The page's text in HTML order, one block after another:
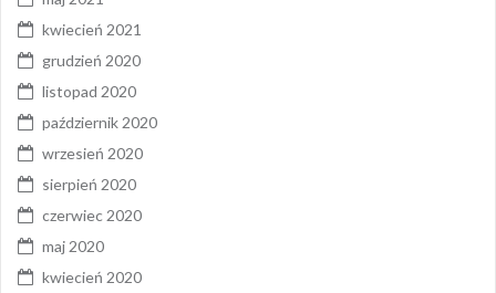
kwiecień 2021
grudzień 2020
listopad 2020
październik 2020
wrzesień 2020
sierpień 2020
czerwiec 2020
maj 2020
kwiecień 2020